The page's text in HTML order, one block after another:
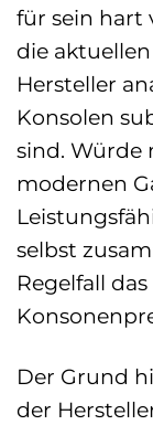
für sein hart
die
Hersteller
Konsolen
sind. Würde
modernen
selbst
Regelfall
Der Grund
der